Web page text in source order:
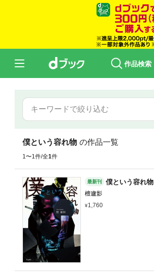
作品検索
僕という容れ物 の作品一覧
1〜1件/全1件
最新刊 僕という容れ物
檀廬影
1,760